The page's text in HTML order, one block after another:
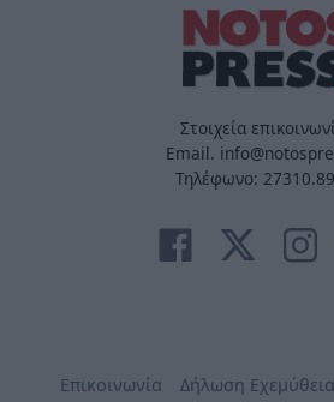
Στοιχεία
Email.
Τηλέφωνο:
Επικοινωνία Δήλωση